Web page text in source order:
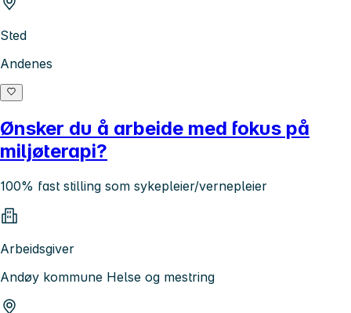
Sted
Andenes
Ønsker du å arbeide med fokus på
miljøterapi?
100% fast stilling som sykepleier/vernepleier
Arbeidsgiver
Andøy kommune Helse og mestring